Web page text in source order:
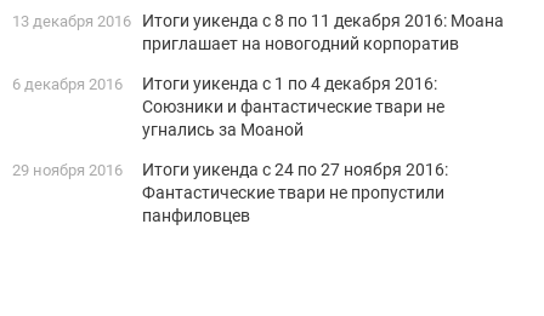
13 декабря 2016
Итоги уикенда с 8 по 11 декабря 2016: Моана
приглашает на новогодний корпоратив
6 декабря 2016
Итоги уикенда с 1 по 4 декабря 2016:
Союзники и фантастические твари не
угнались за Моаной
29 ноября 2016
Итоги уикенда с 24 по 27 ноября 2016:
Фантастические твари не пропустили
панфиловцев